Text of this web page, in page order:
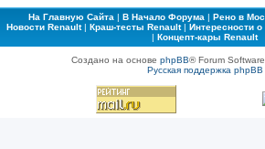
На Главную Сайта | В Начало Форума | Рено в
Новости Renault| Краш-тесты Renault| Интересности о
| Концепт-кары Renault
Создано на основе phpBB® Forum
Русская поддержка phpBB